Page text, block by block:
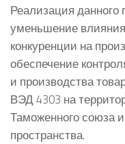
Реализация данного
уменьшение
конкуренции на
обеспечение
и производства
ВЭД 4303 на
Таможенного союза
пространства.